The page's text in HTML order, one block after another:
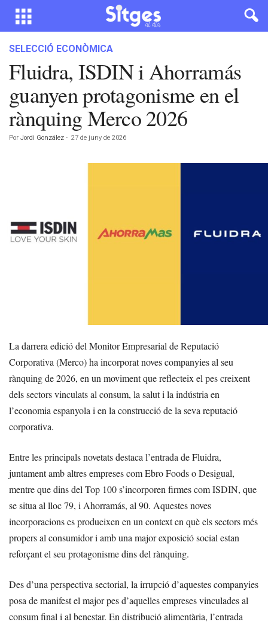
SELECCIÓ ECONÒMICA
Fluidra, ISDIN i Ahorramás
guanyen protagonisme en el
rànquing Merco 2026
Por Jordi González - 27 de juny de 2026
La darrera edició del Monitor Empresarial de Reputació
Corporativa (Merco) ha incorporat noves companyies al seu
rànquing de 2026, en un moviment que reflecteix el pes creixent
dels sectors vinculats al consum, la salut i la indústria en
l’economia espanyola i en la construcció de la seva reputació
corporativa.
Entre les principals novetats destaca l’entrada de Fluidra,
juntament amb altres empreses com Ebro Foods o Desigual,
mentre que dins del Top 100 s’incorporen firmes com ISDIN, que
se situa al lloc 79, i Ahorramás, al 90. Aquestes noves
incorporacions es produeixen en un context en què els sectors més
propers al consumidor i amb una major exposició social estan
reforçant el seu protagonisme dins del rànquing.
Des d’una perspectiva sectorial, la irrupció d’aquestes companyies
posa de manifest el major pes d’aquelles empreses vinculades al
consum final i al benestar. En distribució alimentària, l’entrada